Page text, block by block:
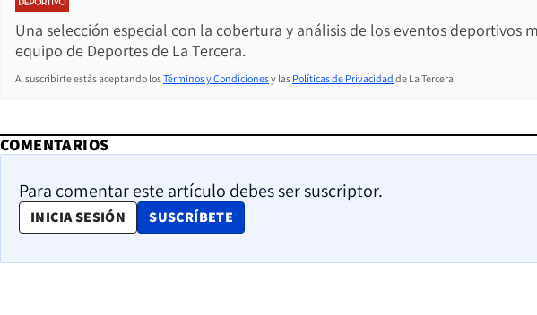
Una selección especial con la cobertura y análisis de los eventos deportivos
equipo de Deportes de La Tercera.
Al suscribirte estás aceptando losTérminos y Condicionesy las Políticas de Privacidad de La Tercera.
COMENTARIOS
Para comentar este artículo debes ser suscriptor.
INICIA SESIÓN SUSCRÍBETE
OPENS IN NEW WINDOW